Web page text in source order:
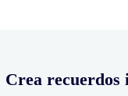
Crea recuerdos